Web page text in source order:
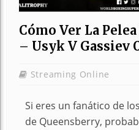
Cómo Ver La
– Usyk V Gassiev
Streaming Online
Si eres un fanático de
de Queensberry,